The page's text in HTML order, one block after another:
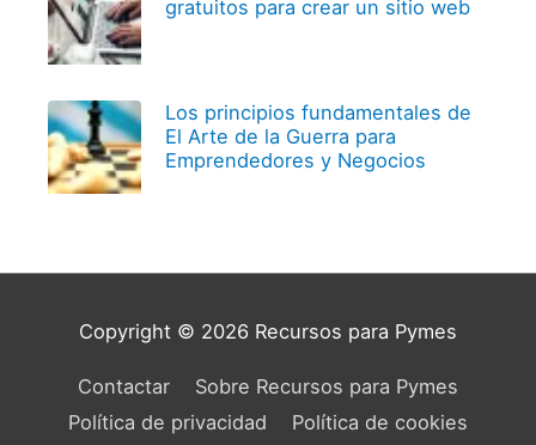
gratuitos para crear un sitio web
Los principios fundamentales de
El Arte de la Guerra para
Emprendedores y Negocios
Copyright © 2026 Recursos para Pymes
Contactar
Sobre Recursos para Pymes
Política de privacidad
Política de cookies